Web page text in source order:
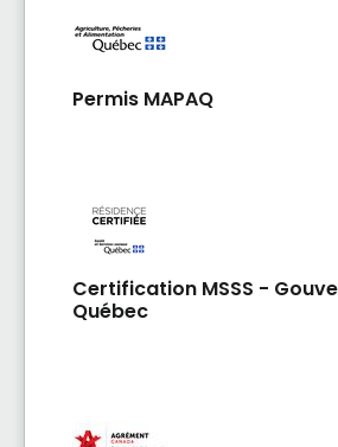
Permis MAPAQ
Certification MSSS -
Québec